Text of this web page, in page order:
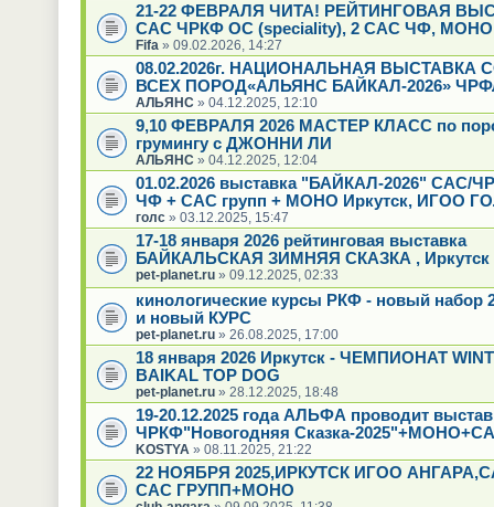
21-22 ФЕВРАЛЯ ЧИТА! РЕЙТИНГОВАЯ
САС ЧРКФ ОС (speciality), 2 САС ЧФ,
Fifa » 09.02.2026, 14:27
08.02.2026г. НАЦИОНАЛЬНАЯ ВЫСТАВКА
ВСЕХ ПОРОД«АЛЬЯНС БАЙКАЛ-2026»
АЛЬЯНС » 04.12.2025, 12:10
9,10 ФЕВРАЛЯ 2026 МАСТЕР КЛАСС по
грумингу с ДЖОННИ ЛИ
АЛЬЯНС » 04.12.2025, 12:04
01.02.2026 выставка "БАЙКАЛ-2026" САС/
ЧФ + САС групп + МОНО Иркутск, ИГОО
голс» 03.12.2025, 15:47
17-18 января 2026 рейтинговая выставка
БАЙКАЛЬСКАЯ ЗИМНЯЯ СКАЗКА , Иркутск
pet-planet.ru» 09.12.2025, 02:33
кинологические курсы РКФ - новый набор
и новый КУРС
pet-planet.ru» 26.08.2025, 17:00
18 января 2026 Иркутск - ЧЕМПИОНАТ
BAIKAL TOP DOG
pet-planet.ru» 28.12.2025, 18:48
19-20.12.2025 года АЛЬФА проводит
ЧРКФ"Новогодняя Сказка-
KOSTYA » 08.11.2025, 21:22
22 НОЯБРЯ 2025,ИРКУТСК ИГОО
САС ГРУПП+МОНО